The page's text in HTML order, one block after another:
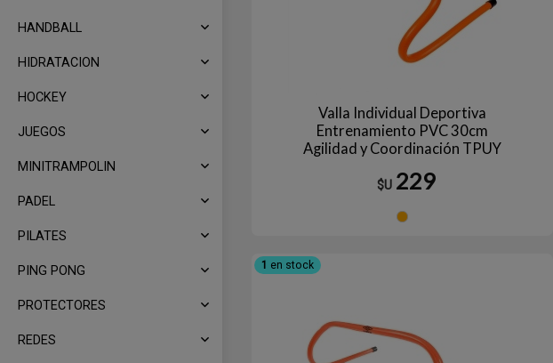
HANDBALL
HIDRATACION
HOCKEY
JUEGOS
MINITRAMPOLIN
PADEL
PILATES
PING PONG
PROTECTORES
REDES
Valla Individual Deportiva
Entrenamiento PVC 30cm
Agilidad y Coordinación TPUY
$U 229
1 en stock